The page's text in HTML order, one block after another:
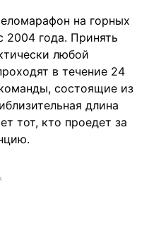
на горных
2004 года. Принять
любой
в течение 24
состоящие из
длина
тот, кто проедет за